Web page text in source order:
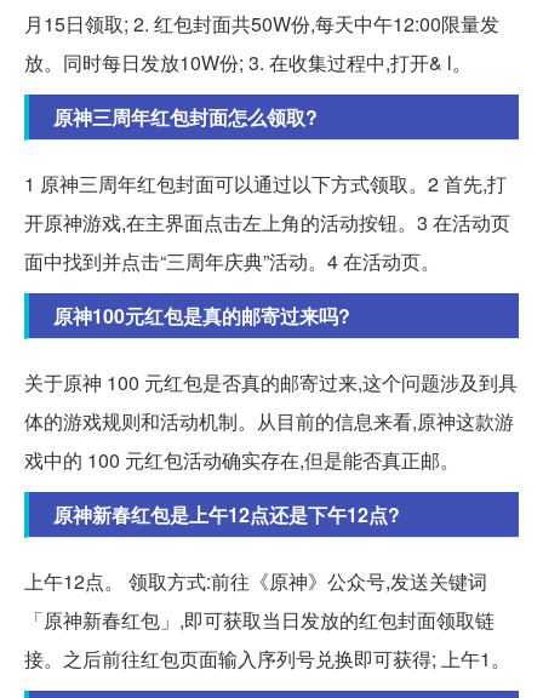
月15日领取; 2. 红包封面共50W份,每天中午12:00限量发
放。同时每日发放10W份; 3. 在收集过程中,打开& l。
原神三周年红包封面怎么领取?
1 原神三周年红包封面可以通过以下方式领取。2 首先,打
开原神游戏,在主界面点击左上角的活动按钮。3 在活动页
面中找到并点击“三周年庆典”活动。4 在活动页。
原神100元红包是真的邮寄过来吗?
关于原神 100 元红包是否真的邮寄过来,这个问题涉及到具
体的游戏规则和活动机制。从目前的信息来看,原神这款游
戏中的 100 元红包活动确实存在,但是能否真正邮。
原神新春红包是上午12点还是下午12点?
上午12点。 领取方式:前往《原神》公众号,发送关键词
「原神新春红包」,即可获取当日发放的红包封面领取链
接。之后前往红包页面输入序列号兑换即可获得; 上午1。